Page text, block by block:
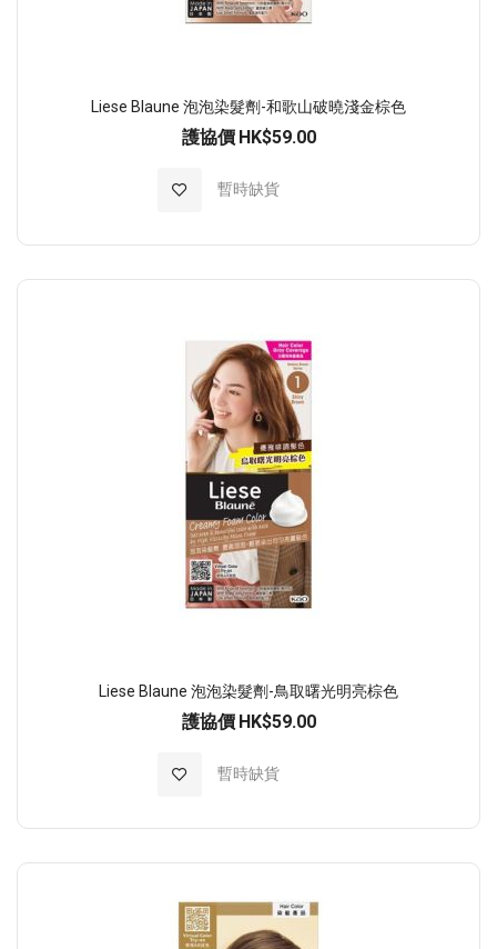
Liese Blaune 泡泡染髮劑-和歌山破曉淺金棕色
護協價 HK$59.00
暫時缺貨
加入至願望清單
Liese Blaune 泡泡染髮劑-鳥取曙光明亮棕色
護協價 HK$59.00
暫時缺貨
加入至願望清單